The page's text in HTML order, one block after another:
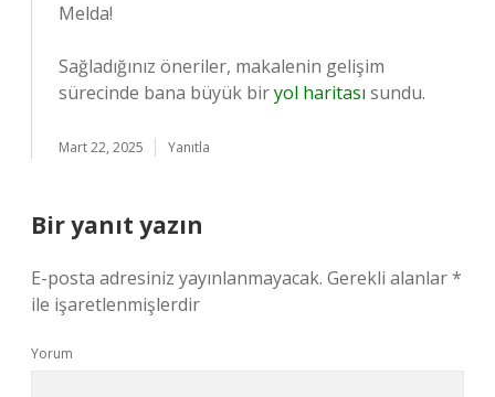
Melda!
Sağladığınız öneriler, makalenin gelişim
sürecinde bana büyük biryol haritası sundu.
Mart 22, 2025 Yanıtla
Bir yanıt yazın
E-posta adresiniz yayınlanmayacak. Gerekli alanlar*
ile işaretlenmişlerdir
Yorum